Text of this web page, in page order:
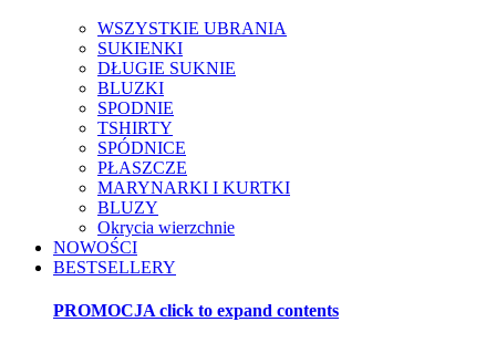
WSZYSTKIE UBRANIA
SUKIENKI
DŁUGIE SUKNIE
BLUZKI
SPODNIE
TSHIRTY
SPÓDNICE
PŁASZCZE
MARYNARKI I KURTKI
BLUZY
Okrycia wierzchnie
NOWOŚCI
BESTSELLERY
PROMOCJA click to expand contents